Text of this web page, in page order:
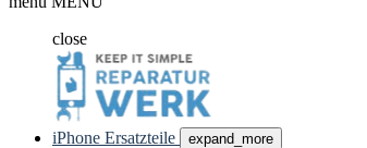
close
iPhone Ersatzteile expand_more